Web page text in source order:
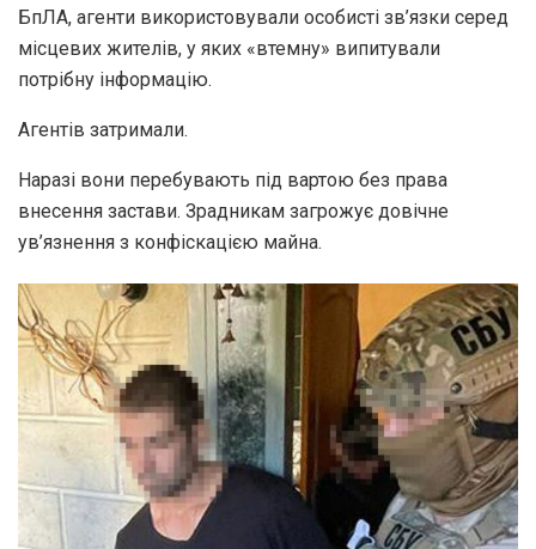
БпЛА, агенти використовували особисті зв’язки серед
місцевих жителів, у яких «втемну» випитували
потрібну інформацію.
Агентів затримали.
Наразі вони перебувають під вартою без права
внесення застави. Зрадникам загрожує довічне
ув’язнення з конфіскацією майна.